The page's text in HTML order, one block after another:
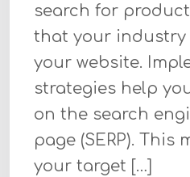
search for
that your industry
your website.
strategies help
on the search
page (SERP). This
your target […]